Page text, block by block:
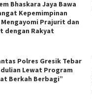
Bhaskara Jaya Bawa
Kepemimpinan
Prajurit dan
dengan Rakyat
Polres Gresik Tebar
Lewat Program
Berkah Berbagi”